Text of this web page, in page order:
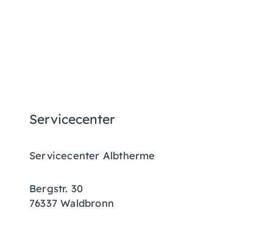
Servicecenter
Servicecenter Albtherme
Bergstr. 30
76337 Waldbronn